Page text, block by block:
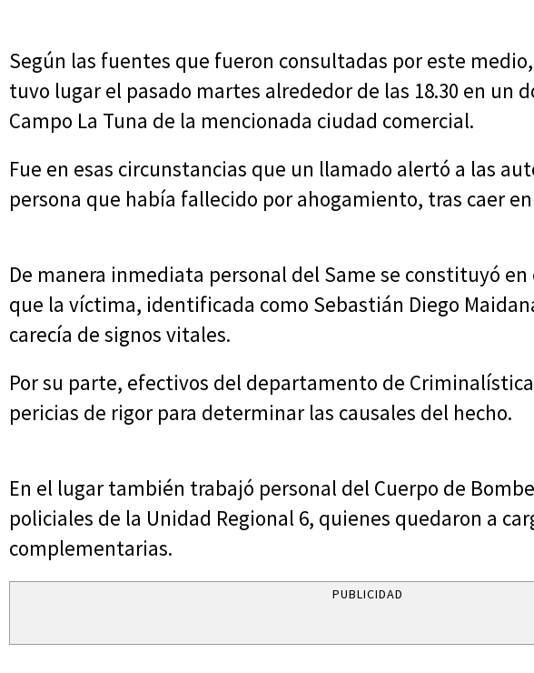
Según las fuentes que fueron consultadas por este
tuvo lugar el pasado martes alrededor de las 18.30 en un
Campo La Tuna de la mencionada ciudad comercial.
Fue en esas circunstancias que un llamado alertó a las
persona que había fallecido por ahogamiento, tras caer
De manera inmediata personal del Same se constituyó
que la víctima, identificada como Sebastián Diego
carecía de signos vitales.
Por su parte, efectivos del departamento de
pericias de rigor para determinar las causales del hecho.
En el lugar también trabajó personal del Cuerpo de
policiales de la Unidad Regional 6, quienes quedaron a
complementarias.
PUBLICIDAD